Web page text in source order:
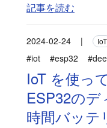
記事を読む
2024-02-24 | IoT
#iot
#esp32
IoT を使っ
ESP32の
時間バッテ